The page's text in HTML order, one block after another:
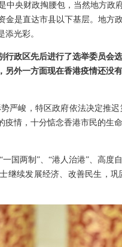
中央财政掏腰包，当然地方政
金是直达市县以下基层。地方
光彩。
行政区先后进行了选举委员会
另外一方面现在香港疫情还没
严峻，特区政府依法决定推
疫情，十分惦念香港市民的生
国两制”、“港人治港”、高
继续发展经济、改善民生，